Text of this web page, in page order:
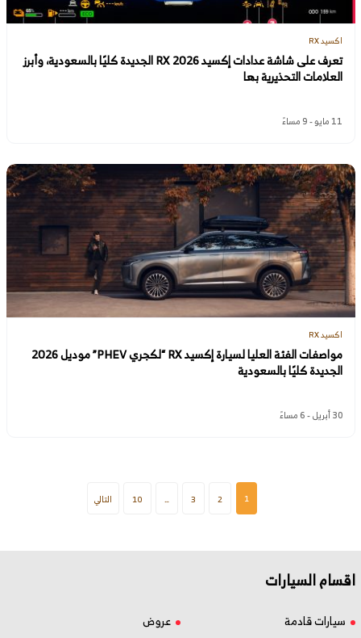
اكسيد RX
تعرف على شاشة عدادات إكسيد RX 2026 الجديدة كليًا بالسعودية، وأبرز
العلامات التحذيرية بها
11 مايو - 9 مساءً
اكسيد RX
مواصفات الفئة العليا لسيارة إكسيد RX “لكجري PHEV” موديل 2026
الجديدة كليًا بالسعودية
30 أبريل - 6 مساءً
1
2
3
…
10 التالي
اقسام السيارات
سيارات قادمة عروض